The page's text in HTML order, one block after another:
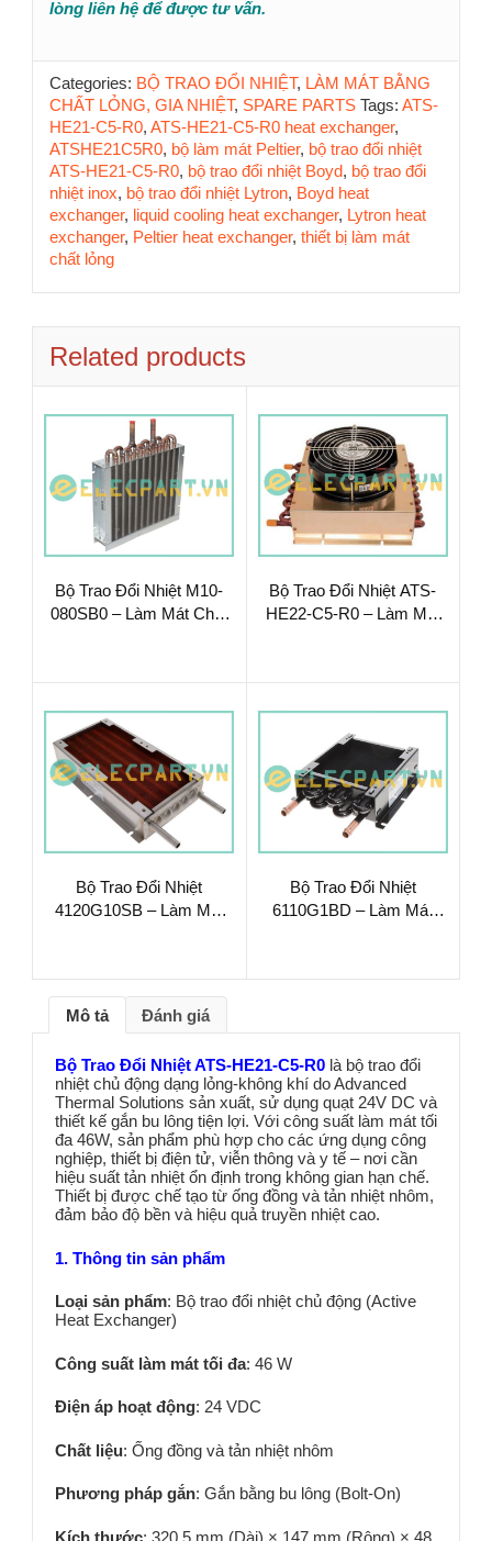
lòng liên hệ để được tư vấn.
Categories: BỘ TRAO ĐỔI NHIỆT, LÀM MÁT BẰNG
CHẤT LỎNG, GIA NHIỆT, SPARE PARTS Tags: ATS-
HE21-C5-R0, ATS-HE21-C5-R0 heat exchanger,
ATSHE21C5R0, bộ làm mát Peltier, bộ trao đổi nhiệt
ATS-HE21-C5-R0, bộ trao đổi nhiệt Boyd, bộ trao đổi
nhiệt inox, bộ trao đổi nhiệt Lytron, Boyd heat
exchanger, liquid cooling heat exchanger, Lytron heat
exchanger, Peltier heat exchanger, thiết bị làm mát
chất lỏng
Related products
Bộ Trao Đổi Nhiệt M10-
080SB0 – Làm Mát Chất
Bộ Trao Đổi Nhiệt ATS-
HE22-C5-R0 – Làm Mát
Bộ Trao Đổi Nhiệt
4120G10SB – Làm Mát
Bộ Trao Đổi Nhiệt
6110G1BD – Làm Mát
Mô tả Đánh giá
Bộ Trao Đổi Nhiệt ATS-HE21-C5-R0 là bộ trao đổi
nhiệt chủ động dạng lỏng-không khí do Advanced
Thermal Solutions sản xuất, sử dụng quạt 24V DC và
thiết kế gắn bu lông tiện lợi. Với công suất làm mát tối
đa 46W, sản phẩm phù hợp cho các ứng dụng công
nghiệp, thiết bị điện tử, viễn thông và y tế – nơi cần
hiệu suất tản nhiệt ổn định trong không gian hạn chế.
Thiết bị được chế tạo từ ống đồng và tản nhiệt nhôm,
đảm bảo độ bền và hiệu quả truyền nhiệt cao.
1. Thông tin sản phẩm
Loại sản phẩm: Bộ trao đổi nhiệt chủ động (Active
Heat Exchanger)
Công suất làm mát tối đa: 46 W
Điện áp hoạt động: 24 VDC
Chất liệu: Ống đồng và tản nhiệt nhôm
Phương pháp gắn: Gắn bằng bu lông (Bolt-On)
Kích thước: 320,5 mm (Dài) × 147 mm (Rộng) × 48